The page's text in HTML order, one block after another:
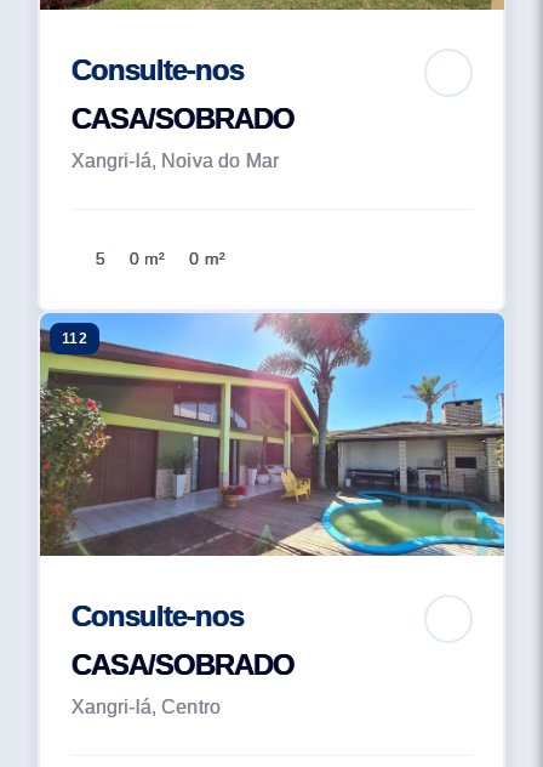
Consulte-nos
CASA/SOBRADO
Xangri-lá, Noiva do Mar
5 0 m² 0 m²
112
Consulte-nos
CASA/SOBRADO
Xangri-lá, Centro